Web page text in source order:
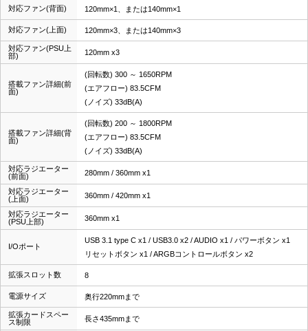
対応ファン(背面) 120mm×1、または140mm×1
対応ファン(上面) 120mm×3、または140mm×3
対応ファン(PSU上
部)
120mm x3
搭載ファン詳細(前
面)
(回転数) 300 ～ 1650RPM
(エアフロー) 83.5CFM
(ノイズ) 33dB(A)
搭載ファン詳細(背
面)
(回転数) 200 ～ 1800RPM
(エアフロー) 83.5CFM
(ノイズ) 33dB(A)
対応ラジエーター
(前面)
280mm / 360mm x1
対応ラジエーター
(上面)
360mm / 420mm x1
対応ラジエーター
(PSU上部)
360mm x1
I/Oポート
USB 3.1 type C x1 / USB3.0 x2 / AUDIO x1 / パワーボタン x1
リセットボタン x1 / ARGBコントロールボタン x2
拡張スロット数 8
電源サイズ 奥行220mmまで
拡張カードスペー
ス制限
長さ435mmまで